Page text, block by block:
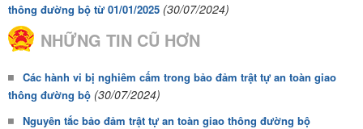
thông đường bộ từ 01/01/2025 (30/07/2024)
NHỮNG TIN CŨ HƠN
Các hành vi bị nghiêm cấm trong bảo đảm trật tự an toàn giao
thông đường bộ (30/07/2024)
Nguyên tắc bảo đảm trật tự an toàn giao thông đường bộ